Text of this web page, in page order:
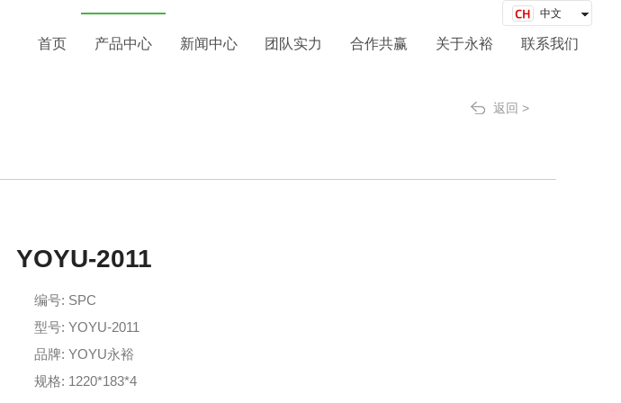
首页 产品中心 新闻中心 团队实力 合作共赢 关于永裕 联系我们
中文
English
返回 >
YOYU-2011
编号: SPC
型号: YOYU-2011
品牌: YOYU永裕
规格: 1220*183*4